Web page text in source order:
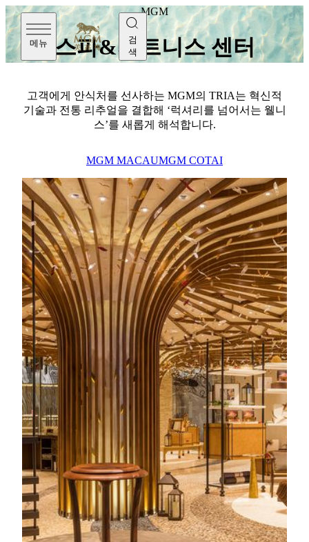
메뉴
검
색
MGM
스파&피트니스 센터
고객에게 안식처를 선사하는 MGM의 TRIA는 혁신적
기술과 전통 리추얼을 결합해 ‘럭셔리를 넘어서는 웰니
스’를 새롭게 해석합니다.
MGM MACAUMGM COTAI
MGM COTAI
TRIA
MGM COTAI의 TRIA는 전통적인 치유 의식과 현대적
인 웰니스
혁신이 조화를 이루는 안식처입니다. "럭셔리 그 이상
의 웰니스" 철학을 바탕으로, TRIA는 웰니스(Wellness),
뷰티(Beauty), 활력(Vitality)이라는 핵심 가치를 모든 경
험 속에 자연스럽게 녹여냈습니다.
우아한 포르투갈식 정원에서 영감을 받은 이 공간은 고
요하고 평온한 분위기 속에서 몸의 균형을 회복하고 마
음을 재충전하며 에너지를 한 단계 끌어올리도록 세심
하게 설계되었습니다.
수영 프로그램
11:00 AM - 11:00 PM
수영시설
11:00 AM - 10:00 PM
미용실